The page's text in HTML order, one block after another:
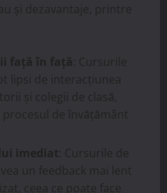
și dezavantaje, printre
față în față : Cursurile
lipsi de interacțiunea
și colegii de clasă,
procesul de învățământ
imediat : Cursurile de
un feedback mai lent
ceea ce poate face